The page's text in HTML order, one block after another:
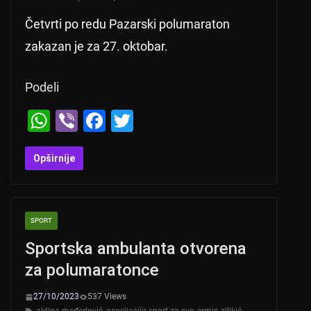
Četvrti po redu Pazarski polumaraton
zakazan je za 27. oktobar.
Podeli
W
h
at
A
p
p
Vi
b
er
F
o
k
Opširnije
SPORT
Sportska ambulanta otvorena
za polumaratonce
27/10/2023
537 Views